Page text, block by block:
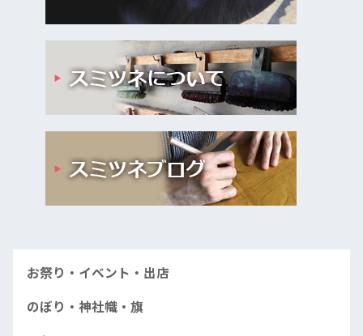
お祭り・イベント・出店
のぼり・神社幟・旗